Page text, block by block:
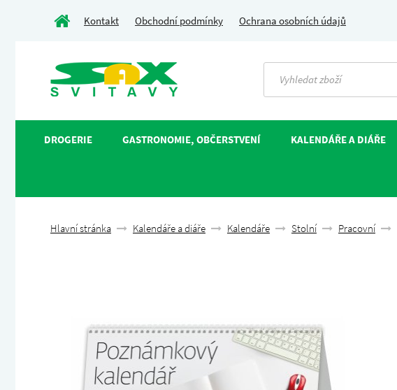
Kontakt Obchodní podmínky Ochrana osobních údajů
DROGERIE GASTRONOMIE, OBČERSTVENÍ KALENDÁŘE A DIÁŘE
Hlavní stránka Kalendáře a diáře Kalendáře Stolní Pracovní